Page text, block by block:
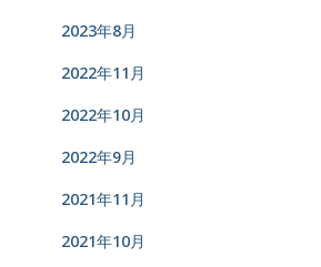
2023年8月
2022年11月
2022年10月
2022年9月
2021年11月
2021年10月